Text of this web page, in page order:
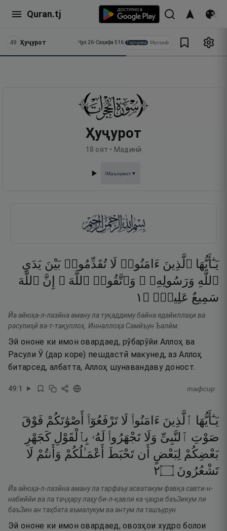
Quran.tj
49 Ҳуҷурот Ҷуз 26•Саҳифа 516 Тарҷума Мусҳаф
Ҳуҷурот
18 оят • Мадинӣ
ℹ️Маълумот▼
يَـٰٓأَيُّهَا ٱلَّذِينَ ءَامَنُوا۟ لَا تُقَدِّمُوا۟ بَيْنَ يَدَىِ
ٱللَّهِ وَرَسُولِهِۦ ۖ وَٱتَّقُوا۟ ٱللَّهَ ۚ إِنَّ ٱللَّهَ
سَمِيعٌ عَلِيمٌۭ ۝ ١
Йа айюҳа-л-лазӣна аману ла туқаддиму байна ядайиллаҳи ва
расулиҳӣ ва-т-тақуллоҳ. Инналлоҳа Самӣъун Ъалӣм.
Эй ононе ки имон овардаед, рӯбарӯйи Аллоҳ ва
Расули Ӯ (дар коре) пешдастӣ макунед, аз Аллоҳ
битарсед, албатта, Аллоҳ шунавандаву доност.
49:1 тафсир
يَـٰٓأَيُّهَا ٱلَّذِينَ ءَامَنُوا۟ لَا تَرْفَعُوٓا۟ أَصْوَٰتَكُمْ فَوْقَ
صَوْتِ ٱلنَّبِىِّ وَلَا تَجْهَرُوا۟ لَهُۥ بِٱلْقَوْلِ كَجَهْرِ
بَعْضِكُمْ لِبَعْضٍ أَن تَحْبَطَ أَعْمَـٰلُكُمْ وَأَنتُمْ لَا
تَشْعُرُونَ ۝٢
Йа айюҳа-л-лазӣна аману ла тарфаъу асватакум фавқа савти-н-
набиййи ва ла таҷҳару лаҳу би-л-қавли ка ҷаҳри баъЗикум ли
баъЗин ан таҳбата аъмалукум ва антум ла ташъурун.
Эй ононе ки имон овардаед, овозҳои худро болои